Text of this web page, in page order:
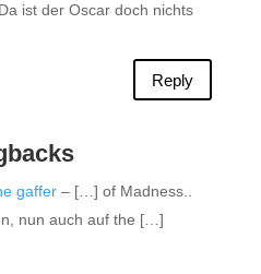
ist der Oscar doch nichts
Reply
gaffer– […] of Madness..
nun auch auf the […]